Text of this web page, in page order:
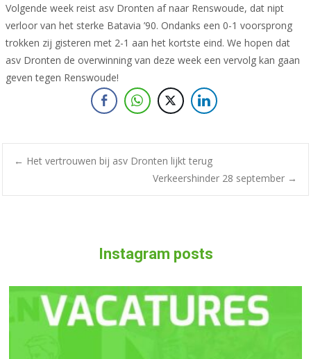
Volgende week reist asv Dronten af naar Renswoude, dat nipt
verloor van het sterke Batavia ’90. Ondanks een 0-1 voorsprong
trokken zij gisteren met 2-1 aan het kortste eind. We hopen dat
asv Dronten de overwinning van deze week een vervolg kan gaan
geven tegen Renswoude!
Bericht
← Het vertrouwen bij asv Dronten lijkt terug
Verkeershinder 28 september →
Instagram posts